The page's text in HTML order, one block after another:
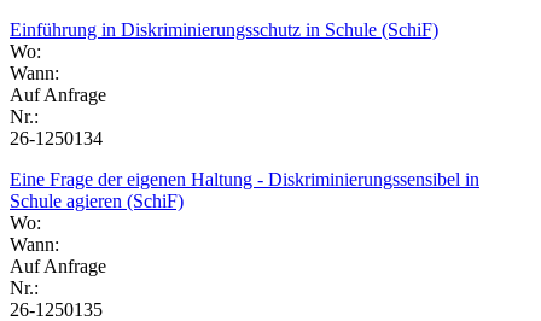
Einführung in Diskriminierungsschutz in Schule (SchiF)
Wo:
Wann:
Auf Anfrage
Nr.:
26-1250134
Eine Frage der eigenen Haltung - Diskriminierungssensibel in
Schule agieren (SchiF)
Wo:
Wann:
Auf Anfrage
Nr.:
26-1250135